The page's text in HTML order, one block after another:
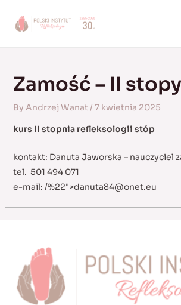
Zamość – II stopy
By Andrzej Wanat/7 kwietnia 2025
kurs II stopnia refleksologii stóp
kontakt: Danuta Jaworska – nauczyciel
tel. 501 494 071
e-mail: /%22">danuta84@onet.eu